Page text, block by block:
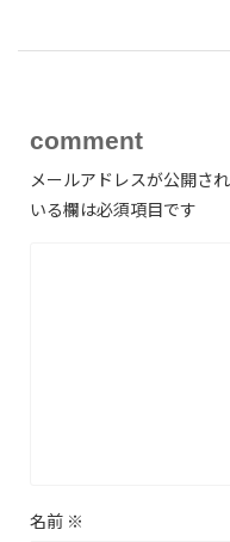
comment
メールアドレスが公開さ
いる欄は必須項目です
名前 ※